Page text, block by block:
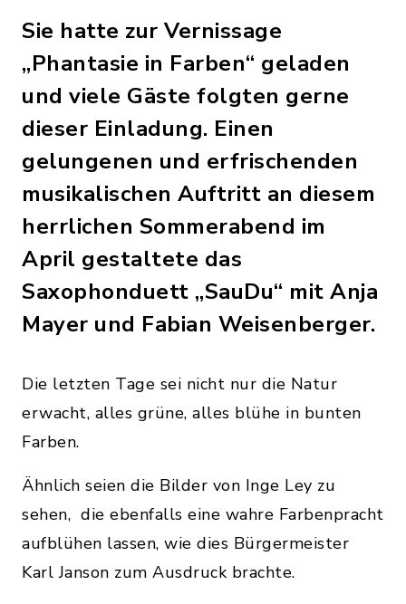
Sie hatte zur Vernissage
„Phantasie in Farben“ geladen
und viele Gäste folgten gerne
dieser Einladung. Einen
gelungenen und erfrischenden
musikalischen Auftritt an diesem
herrlichen Sommerabend im
April gestaltete das
Saxophonduett „SauDu“ mit Anja
Mayer und Fabian Weisenberger.
Die letzten Tage sei nicht nur die Natur
erwacht, alles grüne, alles blühe in bunten
Farben.
Ähnlich seien die Bilder von Inge Ley zu
sehen, die ebenfalls eine wahre Farbenpracht
aufblühen lassen, wie dies Bürgermeister
Karl Janson zum Ausdruck brachte.